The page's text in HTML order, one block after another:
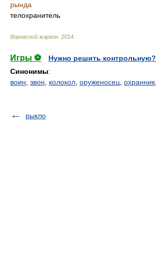
рында
телохранитель
Воровской жаргон 2014
Игры ⚽
Нужно решить контрольную?
Синонимы:
воин звон колокол оруженосец охранник
рыкло